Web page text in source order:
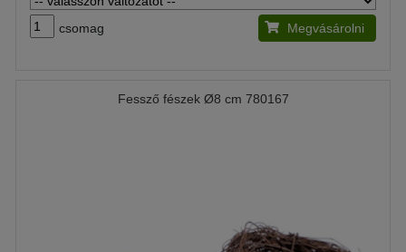
csomag Megvásárolni
Fessző fészek Ø8 cm 780167